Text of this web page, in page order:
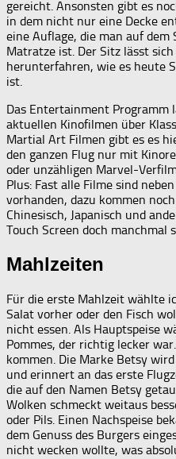
gereicht. Ansonsten gibt es
in dem nicht nur eine Decke
eine Auflage, die man auf
Matratze ist. Der Sitz lässt
herunterfahren, wie es heute
ist.
Das Entertainment Programm
aktuellen Kinofilmen über
Martial Art Filmen gibt es es
den ganzen Flug nur mit
oder unzähligen Marvel-
Plus: Fast alle Filme sind
vorhanden, dazu kommen
Chinesisch, Japanisch und
Touch Screen doch manchmal
Mahlzeiten
Für die erste Mahlzeit wählte
Salat vorher oder den Fisch
nicht essen. Als Hauptspeise
Pommes, der richtig lecker
kommen. Die Marke Betsy
und erinnert an das erste
die auf den Namen Betsy
Wolken schmeckt weitaus
oder Pils. Einen Nachspeise
dem Genuss des Burgers
nicht wecken wollte, was